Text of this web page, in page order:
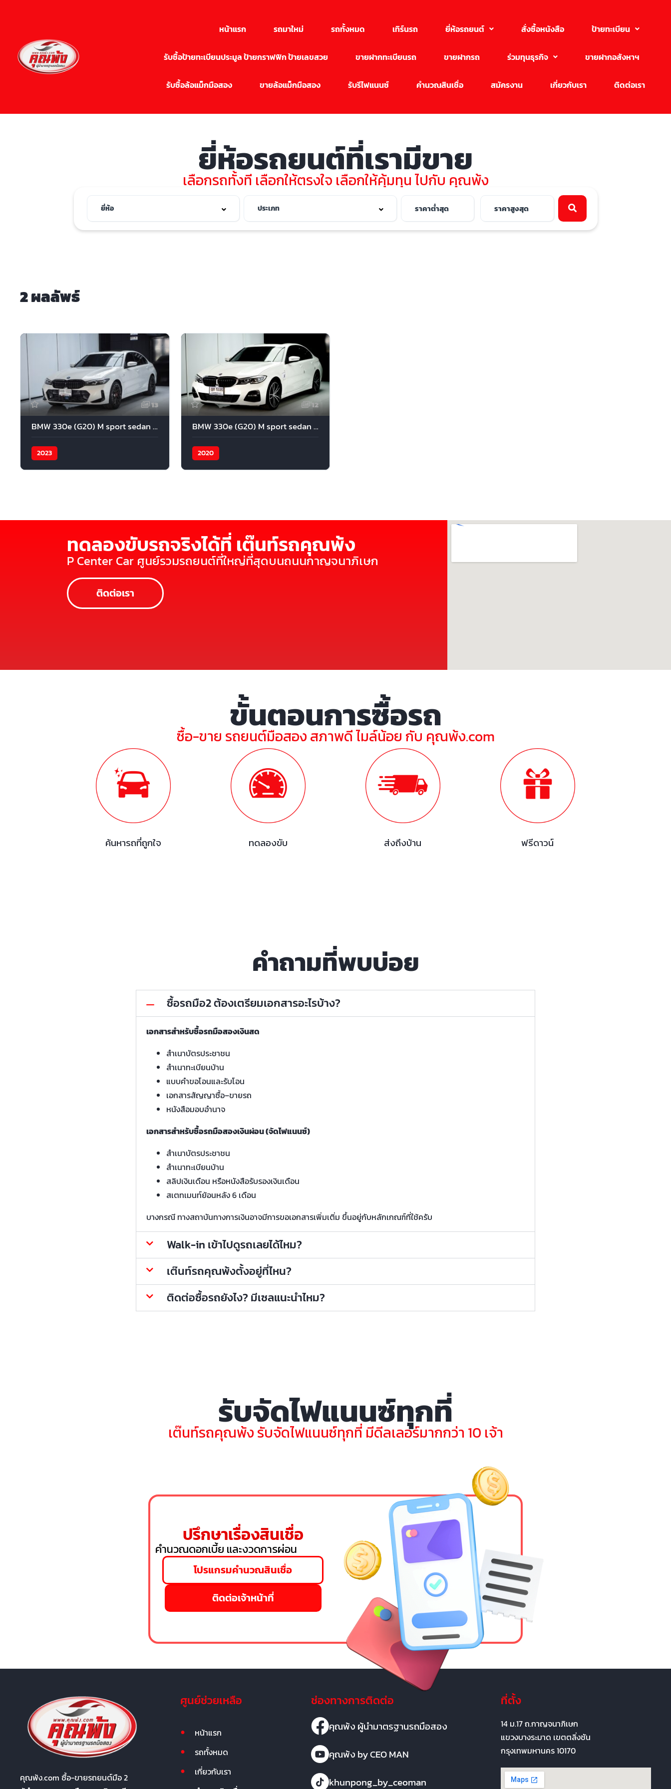
หน้าแรก รถมาใหม่ รถทั้งหมด เทิร์นรถ ยี่ห้อรถยนต์ สั่งซื้อหนังสือ ป้ายทะเบียน
รับซื้อป้ายทะเบียนประมูล ป้ายกราฟฟิก ป้ายเลขสวย ขายฝากทะเบียนรถ ขายฝากรถ ร่วมทุนธุรกิจ ขายฝากอสังหาฯ
รับซื้อล้อแม็กมือสอง ขายล้อแม็กมือสอง รับรีไฟแนนซ์ คำนวณสินเชื่อ สมัครงาน เกี่ยวกับเรา ติดต่อเรา
ยี่ห้อรถยนต์ที่เรามีขาย
เลือกรถทั้งที เลือกให้ตรงใจ เลือกให้คุ้มทุน ไปกับ คุณพ้ง
2 ผลลัพธ์
13
BMW 330e (G20) M sport sedan 2023
2023
12
BMW 330e (G20) M sport sedan 2020
2020
ทดลองขับรถจริงได้ที่ เต๊นท์รถคุณพ้ง
P Center Car ศูนย์รวมรถยนต์ที่ใหญ่ที่สุดบนถนนกาญจนาภิเษก
ติดต่อเรา
ขั้นตอนการซื้อรถ
ซื้อ-ขาย รถยนต์มือสอง สภาพดี ไมล์น้อย กับ คุณพ้ง.com
ค้นหารถที่ถูกใจ ทดลองขับ ส่งถึงบ้าน ฟรีดาวน์
คำถามที่พบบ่อย
ซื้อรถมือ2 ต้องเตรียมเอกสารอะไรบ้าง?
เอกสารสำหรับซื้อรถมือสองเงินสด
สำเนาบัตรประชาชน
สำเนาทะเบียนบ้าน
แบบคำขอโอนและรับโอน
เอกสารสัญญาซื้อ–ขายรถ
หนังสือมอบอำนาจ
เอกสารสำหรับซื้อรถมือสองเงินผ่อน (จัดไฟแนนซ์)
สำเนาบัตรประชาชน
สำเนาทะเบียนบ้าน
สลิปเงินเดือน หรือหนังสือรับรองเงินเดือน
สเตทเมนท์ย้อนหลัง 6 เดือน
บางกรณี ทางสถาบันทางการเงินอาจมีการขอเอกสารเพิ่มเติ่ม ขึ้นอยู่กับหลักเกณฑ์ที่ใช้ครับ
Walk-in เข้าไปดูรถเลยได้ไหม?
เต๊นท์รถคุณพ้งตั้งอยู่ที่ไหน?
ติดต่อซื้อรถยังไง? มีเซลแนะนำไหม?
รับจัดไฟแนนซ์ทุกที่
เต๊นท์รถคุณพ้ง รับจัดไฟแนนซ์ทุกที่ มีดีลเลอร์มากกว่า 10 เจ้า
ปรึกษาเรื่องสินเชื่อ
คำนวณดอกเบี้ย และงวดการผ่อน
โปรแกรมคำนวณสินเชื่อ
ติดต่อเจ้าหน้าที่
คุณพ้ง.com ซื้อ-ขายรถยนต์มือ 2
ศูนย์ช่วยเหลือ
หน้าแรก
รถทั้งหมด
เกี่ยวกับเรา
ช่องทางการติดต่อ
คุณพ้ง ผู้นำมาตรฐานรถมือสอง
คุณพ้ง by CEO MAN
khunpong_by_ceoman
ที่ตั้ง
14 ม.17 ถ.กาญจนาภิเษก
แขวงบางระมาด เขตตลิ่งชัน
กรุงเทพมหานคร 10170